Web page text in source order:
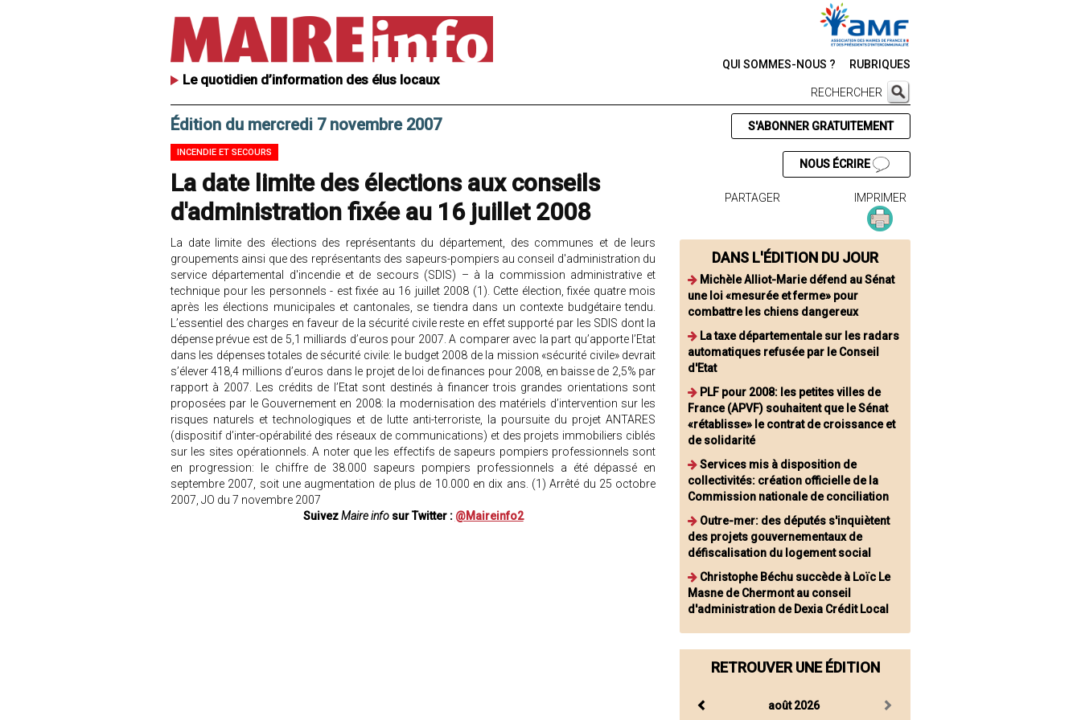
Le quotidien d’information des élus locaux
QUI SOMMES-NOUS ? RUBRIQUES
RECHERCHER
Édition du mercredi 7 novembre 2007
INCENDIE ET SECOURS
La date limite des élections aux conseils
d'administration fixée au 16 juillet 2008
La date limite des élections des représentants du département, des communes et de leurs
groupements ainsi que des représentants des sapeurs-pompiers au conseil d'administration du
service départemental d'incendie et de secours (SDIS) – à la commission administrative et
technique pour les personnels - est fixée au 16 juillet 2008 (1). Cette élection, fixée quatre mois
après les élections municipales et cantonales, se tiendra dans un contexte budgétaire tendu.
L’essentiel des charges en faveur de la sécurité civile reste en effet supporté par les SDIS dont la
dépense prévue est de 5,1 milliards d’euros pour 2007. A comparer avec la part qu’apporte l’Etat
dans les dépenses totales de sécurité civile: le budget 2008 de la mission «sécurité civile» devrait
s’élever 418,4 millions d’euros dans le projet de loi de finances pour 2008, en baisse de 2,5% par
rapport à 2007. Les crédits de l’Etat sont destinés à financer trois grandes orientations sont
proposées par le Gouvernement en 2008: la modernisation des matériels d’intervention sur les
risques naturels et technologiques et de lutte anti-terroriste, la poursuite du projet ANTARES
(dispositif d’inter-opérabilité des réseaux de communications) et des projets immobiliers ciblés
sur les sites opérationnels. A noter que les effectifs de sapeurs pompiers professionnels sont
en progression: le chiffre de 38.000 sapeurs pompiers professionnels a été dépassé en
septembre 2007, soit une augmentation de plus de 10.000 en dix ans. (1) Arrêté du 25 octobre
2007, JO du 7 novembre 2007
SuivezMaire infosur Twitter : @Maireinfo2
S'ABONNER GRATUITEMENT
NOUS ÉCRIRE
PARTAGER IMPRIMER
DANS L'ÉDITION DU JOUR
Michèle Alliot-Marie défend au Sénat
une loi «mesurée et ferme» pour
combattre les chiens dangereux
La taxe départementale sur les radars
automatiques refusée par le Conseil
d'Etat
PLF pour 2008: les petites villes de
France (APVF) souhaitent que le Sénat
«rétablisse» le contrat de croissance et
de solidarité
Services mis à disposition de
collectivités: création officielle de la
Commission nationale de conciliation
Outre-mer: des députés s'inquiètent
des projets gouvernementaux de
défiscalisation du logement social
Christophe Béchu succède à Loïc Le
Masne de Chermont au conseil
d'administration de Dexia Crédit Local
RETROUVER UNE ÉDITION
août 2026